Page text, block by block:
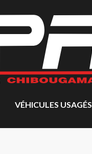
VÉHICULES USAGÉS